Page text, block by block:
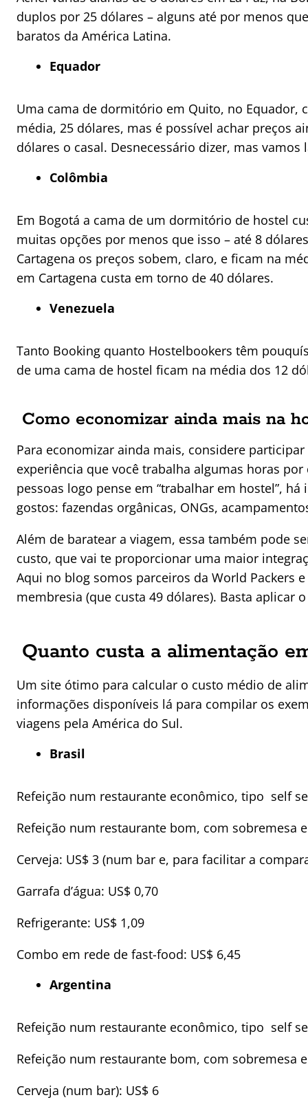
duplos por 25 dólares – alguns até por menos
baratos da América Latina.
Equador
Uma cama de dormitório em Quito, no Equador,
média, 25 dólares, mas é possível achar preços
dólares o casal. Desnecessário dizer, mas
Colômbia
Em Bogotá a cama de um dormitório de hostel
muitas opções por menos que isso – até 8
Cartagena os preços sobem, claro, e ficam na
em Cartagena custa em torno de 40 dólares.
Venezuela
Tanto Booking quanto Hostelbookers têm
de uma cama de hostel ficam na média dos 12
Como economizar ainda mais na
Para economizar ainda mais, considere
experiência que você trabalha algumas horas
pessoas logo pense em “trabalhar em hostel”,
gostos: fazendas orgânicas, ONGs,
Além de baratear a viagem, essa também pode
custo, que vai te proporcionar uma maior
Aqui no blog somos parceiros da World Packers
membresia (que custa 49 dólares). Basta aplicar
Quanto custa a alimentação
Um site ótimo para calcular o custo médio de
informações disponíveis lá para compilar os
viagens pela América do Sul.
Brasil
Refeição num restaurante econômico, tipo self
Refeição num restaurante bom, com sobremesa
Cerveja: US$ 3 (num bar e, para facilitar a
Garrafa d’água: US$ 0,70
Refrigerante: US$ 1,09
Combo em rede de fast-food: US$ 6,45
Argentina
Refeição num restaurante econômico, tipo self
Refeição num restaurante bom, com sobremesa
Cerveja (num bar): US$ 6